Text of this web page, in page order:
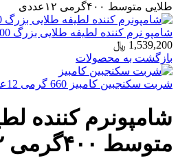
طلایی متوسط ۴۰۰گرمی ۱۲عددی
شامپو نرم کننده لطیفه طلایی بزرگ 800 گرمی 12عدد
1,539,200 ﷼
بازگشت به محصولات
شربت سکنجبین کامبیز 660 گرمی 12عددی
شامپونرم کننده
متوسط ۴۰۰گرمی ۱۲عددی